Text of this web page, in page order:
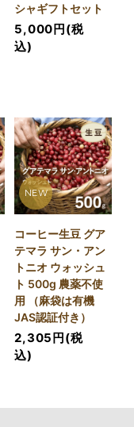
シャギフトセット
5,000円(税
込)
NEW
コーヒー生豆 グア
テマラ サン・アン
トニオ ウォッシュ
ト 500g 農薬不使
用 （麻袋は有機
JAS認証付き）
2,305円(税
込)